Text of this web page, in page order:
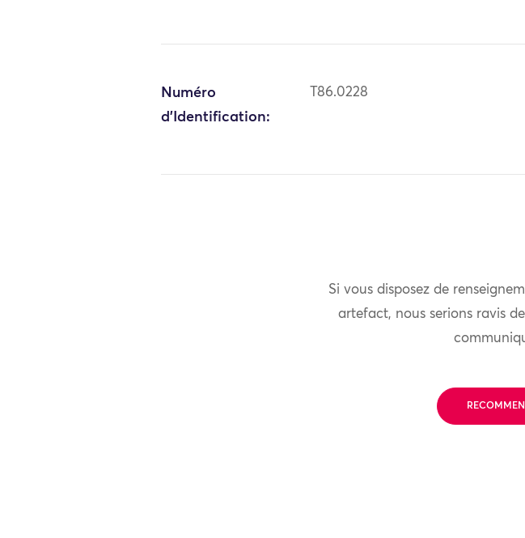
Numéro
d'Identification:
T86.0228
Si vous disposez de
artefact, nous serions ravis